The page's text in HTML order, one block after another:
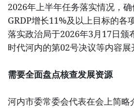
2026年上半年任务落实情况，
GRDP增长11%及以上目标的各
落实政治局于2026年3月17日颁
时代河内的第02号决议等内容展
需要全面盘点核查发展资源
河内市委常委会代表在会上简略